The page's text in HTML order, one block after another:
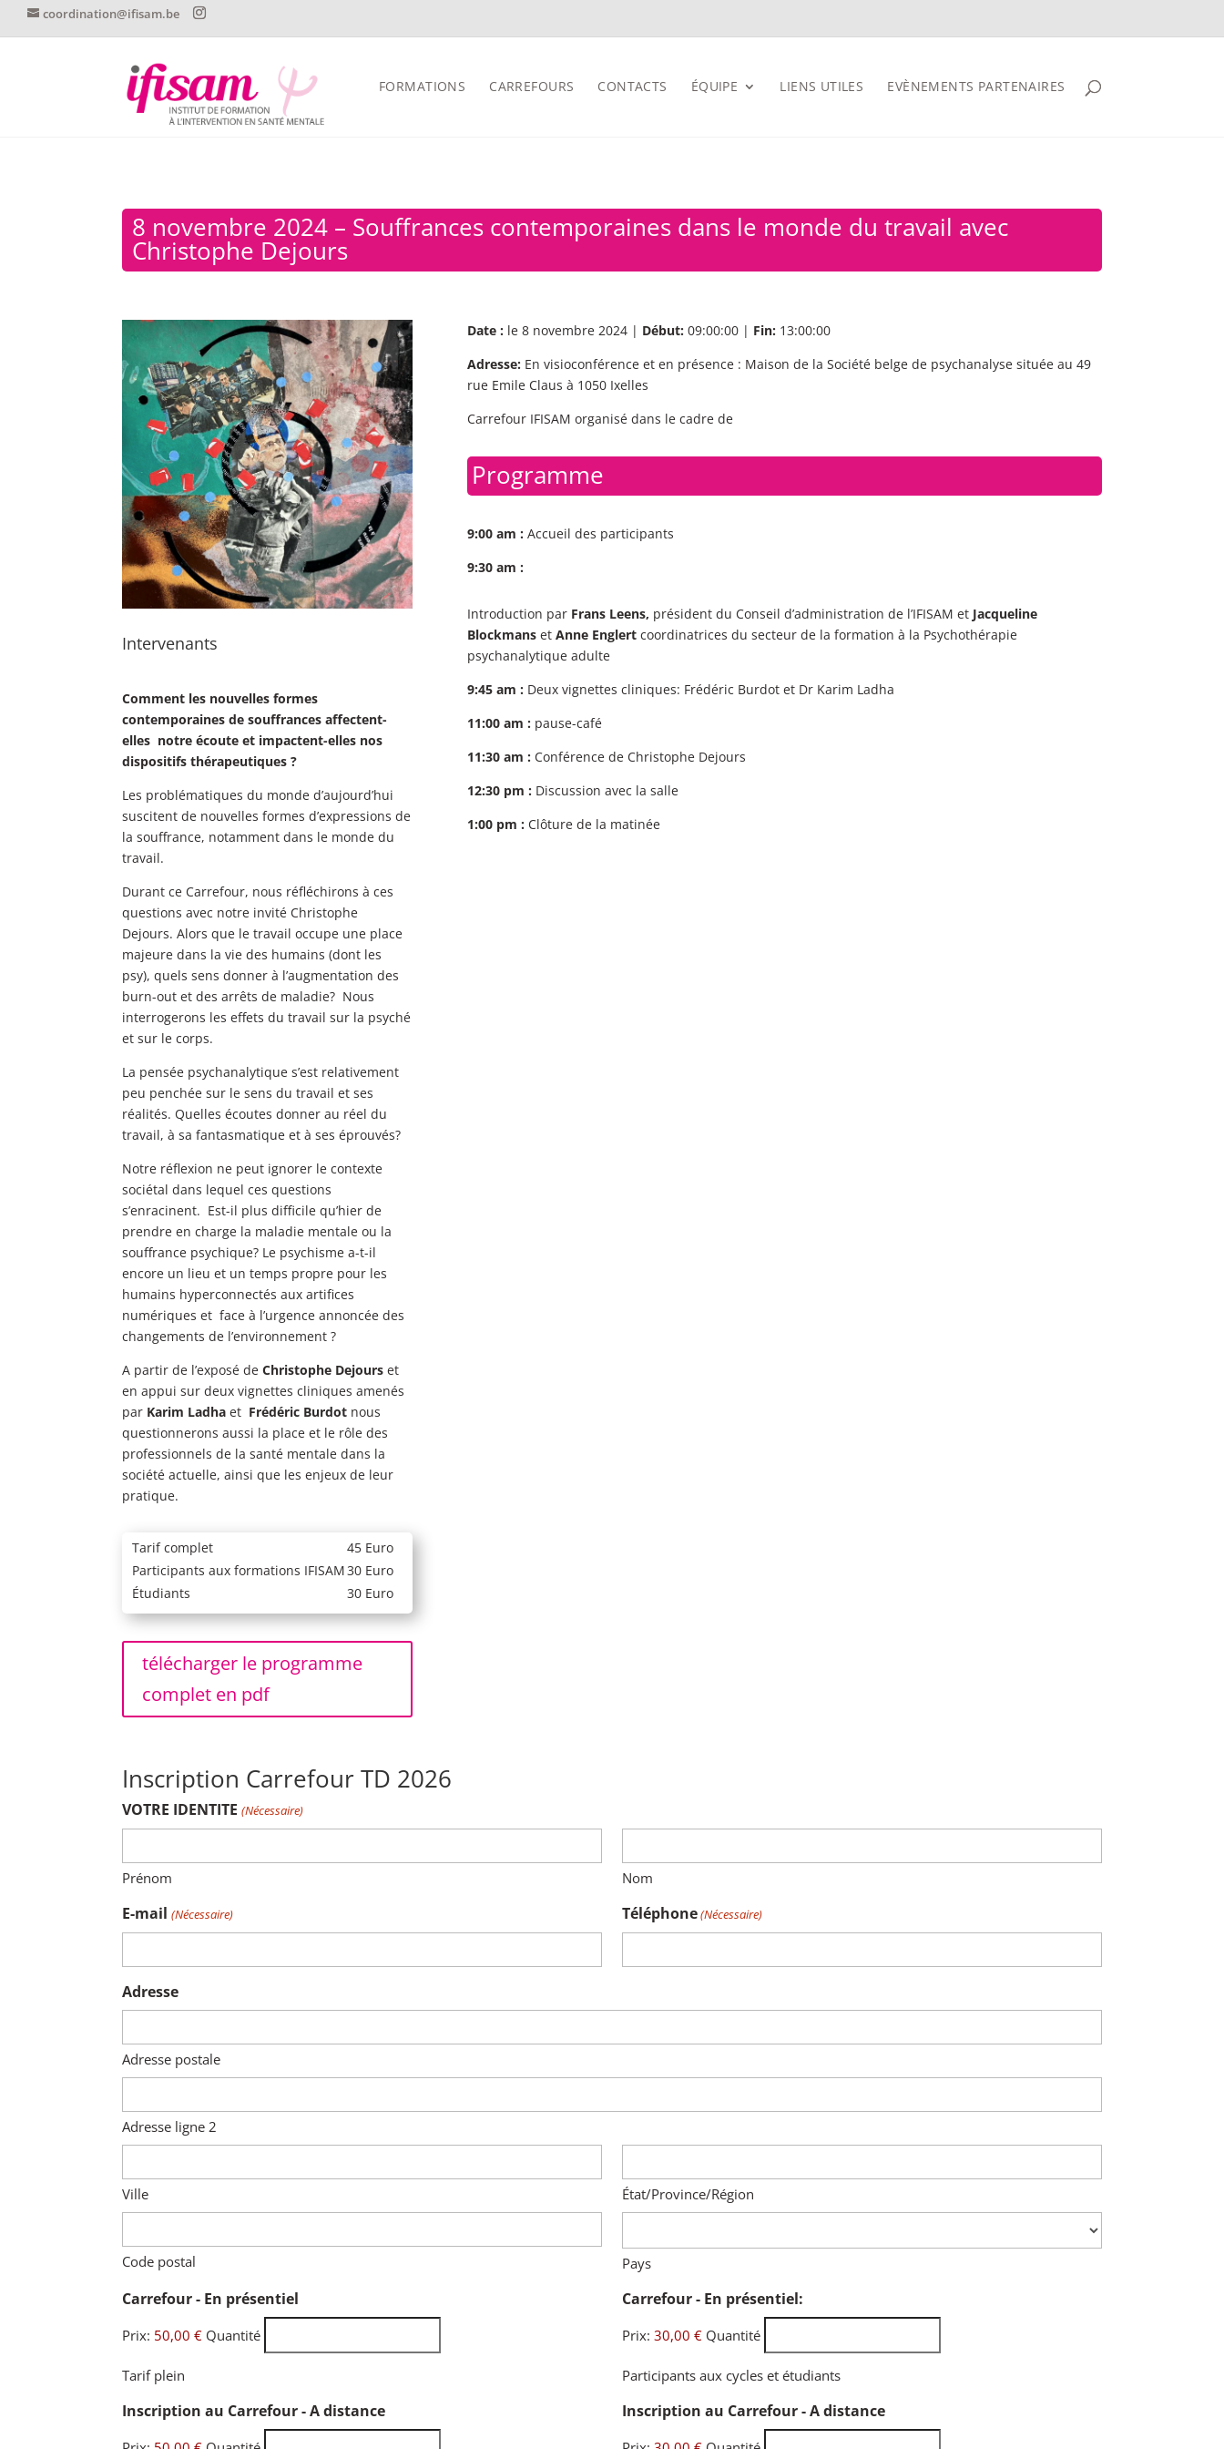
coordination@ifisam.be
FORMATIONS CARREFOURS CONTACTS ÉQUIPE LIENS UTILES EVÈNEMENTS PARTENAIRES
8 novembre 2024 – Souffrances contemporaines dans le monde du travail avec
Christophe Dejours
Intervenants
Comment les nouvelles formes
contemporaines de souffrances affectent-
elles notre écoute et impactent-elles nos
dispositifs thérapeutiques ?
Les problématiques du monde d’aujourd’hui
suscitent de nouvelles formes d’expressions de
la souffrance, notamment dans le monde du
travail.
Durant ce Carrefour, nous réfléchirons à ces
questions avec notre invité Christophe
Dejours. Alors que le travail occupe une place
majeure dans la vie des humains (dont les
psy), quels sens donner à l’augmentation des
burn-out et des arrêts de maladie? Nous
interrogerons les effets du travail sur la psyché
et sur le corps.
La pensée psychanalytique s’est relativement
peu penchée sur le sens du travail et ses
réalités. Quelles écoutes donner au réel du
travail, à sa fantasmatique et à ses éprouvés?
Notre réflexion ne peut ignorer le contexte
sociétal dans lequel ces questions
s’enracinent. Est-il plus difficile qu’hier de
prendre en charge la maladie mentale ou la
souffrance psychique? Le psychisme a-t-il
encore un lieu et un temps propre pour les
humains hyperconnectés aux artifices
numériques et face à l’urgence annoncée des
changements de l’environnement ?
A partir de l’exposé deChristophe Dejours et
en appui sur deux vignettes cliniques amenés
par Karim Ladha et Frédéric Burdot nous
questionnerons aussi la place et le rôle des
professionnels de la santé mentale dans la
société actuelle, ainsi que les enjeux de leur
pratique.
Tarif complet
45 Euro
Participants aux formations IFISAM30 Euro
Étudiants
30 Euro
télécharger le programme
complet en pdf
Date : le 8 novembre 2024 | Début: 09:00:00 | Fin: 13:00:00
Adresse: En visioconférence et en présence : Maison de la Société belge de psychanalyse située au 49
rue Emile Claus à 1050 Ixelles
Carrefour IFISAM organisé dans le cadre de
Programme
9:00 am : Accueil des participants
9:30 am :
Introduction par Frans Leens, président du Conseil d’administration de l’IFISAM et Jacqueline
Blockmanset Anne Englertcoordinatrices du secteur de la formation à la Psychothérapie
psychanalytique adulte
9:45 am : Deux vignettes cliniques: Frédéric Burdot et Dr Karim Ladha
11:00 am : pause-café
11:30 am : Conférence de Christophe Dejours
12:30 pm : Discussion avec la salle
1:00 pm : Clôture de la matinée
Inscription Carrefour TD 2026
VOTRE IDENTITE (Nécessaire)
Prénom Nom
E-mail (Nécessaire) Téléphone(Nécessaire)
Adresse
Adresse postale
Adresse ligne 2
Ville État/Province/Région
Code postal Pays
Carrefour - En présentiel
Prix: 50,00 € Quantité
Tarif plein
Carrefour - En présentiel:Quantité
Prix: 30,00 € Quantité
Participants aux cycles et étudiants
Inscription au Carrefour - A distanceQuantité Inscription au Carrefour - A distanceQuantité